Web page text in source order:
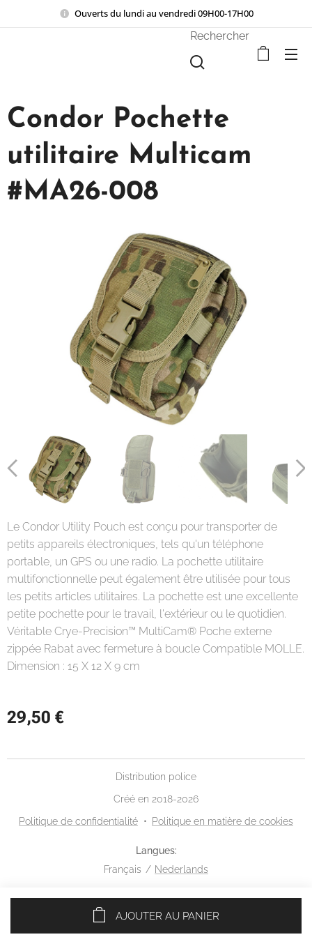
Ouverts du lundi au vendredi 09H00-17H00
Rechercher
Condor Pochette
utilitaire Multicam
#MA26-008
Le Condor Utility Pouch est conçu pour transporter de
petits appareils électroniques, tels qu'un téléphone
portable, un GPS ou une radio. La pochette utilitaire
multifonctionnelle peut également être utilisée pour tous
les petits articles utilitaires. La pochette est une excellente
petite pochette pour le travail, l'extérieur ou le quotidien.
Véritable Crye-Precision™ MultiCam® Poche externe
zippée Rabat avec fermeture à boucle Compatible MOLLE.
Dimension : 15 X 12 X 9 cm
29,50 €
AJOUTER AU PANIER
Distribution police
Créé en 2018-2026
Politique de confidentialité
Politique en matière de cookies
Langues
Français
Nederlands